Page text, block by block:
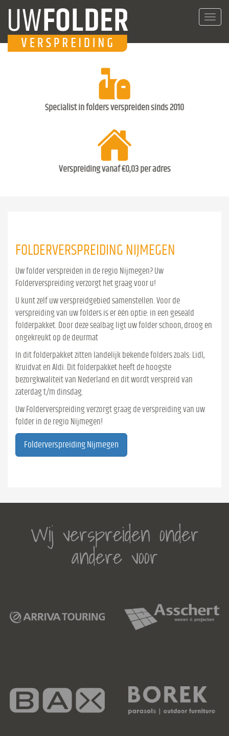
Specialist in folders verspreiden sinds 2010
Verspreiding vanaf €0,03 per adres
FOLDERVERSPREIDING NIJMEGEN
Uw folder verspreiden in de regio Nijmegen? Uw
Folderverspreiding verzorgt het graag voor u!
U kunt zelf uw verspreidgebied samenstellen. Voor de
verspreiding van uw folders is er één optie: in een geseald
folderpakket. Door deze sealbag ligt uw folder schoon, droog en
ongekreukt op de deurmat
In dit folderpakket zitten landelijk bekende folders zoals: Lidl,
Kruidvat en Aldi. Dit folderpakket heeft de hoogste
bezorgkwaliteit van Nederland en dit wordt verspreid van
zaterdag t/m dinsdag.
Uw Folderverspreiding verzorgt graag de verspreiding van uw
folder in de regio Nijmegen!
Folderverspreiding Nijmegen
Wij verspreiden onder
andere voor